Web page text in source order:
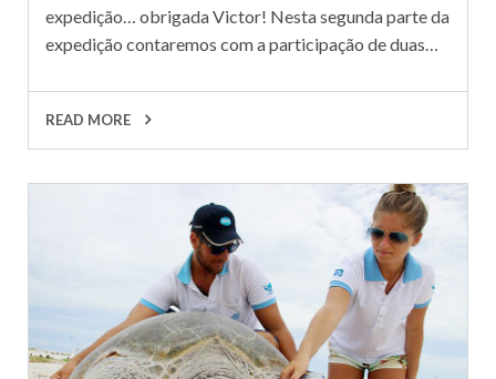
expedição… obrigada Victor! Nesta segunda parte da
expedição contaremos com a participação de duas…
READ MORE